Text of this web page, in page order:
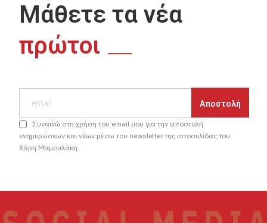
Μάθετε τα νέα
πρώτοι
Συναινώ στη χρήση του email μου για την αποστολή
ενημερώσεων και νέων μέσω του newsletter της ιστοσελίδας του
Χάρη Μαμουλάκη.